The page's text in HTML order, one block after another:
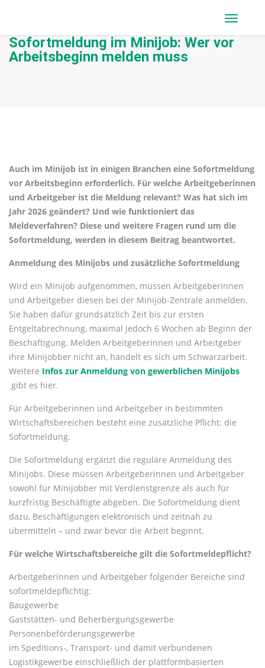
Sofortmeldung im Minijob: Wer vor
Arbeitsbeginn melden muss
Auch im Minijob ist in einigen Branchen eine Sofortmeldung
vor Arbeitsbeginn erforderlich. Für welche Arbeitgeberinnen
und Arbeitgeber ist die Meldung relevant? Was hat sich im
Jahr 2026 geändert? Und wie funktioniert das
Meldeverfahren? Diese und weitere Fragen rund um die
Sofortmeldung, werden in diesem Beitrag beantwortet.
Anmeldung des Minijobs und zusätzliche Sofortmeldung
Wird ein Minijob aufgenommen, müssen Arbeitgeberinnen
und Arbeitgeber diesen bei der Minijob-Zentrale anmelden.
Sie haben dafür grundsätzlich Zeit bis zur ersten
Entgeltabrechnung, maximal jedoch 6 Wochen ab Beginn der
Beschäftigung. Melden Arbeitgeberinnen und Arbeitgeber
ihre Minijobber nicht an, handelt es sich um Schwarzarbeit.
Weitere Infos zur Anmeldung von gewerblichen Minijobs
gibt es hier.
Für Arbeitgeberinnen und Arbeitgeber in bestimmten
Wirtschaftsbereichen besteht eine zusätzliche Pflicht: die
Sofortmeldung.
Die Sofortmeldung ergänzt die reguläre Anmeldung des
Minijobs. Diese müssen Arbeitgeberinnen und Arbeitgeber
sowohl für Minijobber mit Verdienstgrenze als auch für
kurzfristig Beschäftigte abgeben. Die Sofortmeldung dient
dazu, Beschäftigungen elektronisch und zeitnah zu
übermitteln – und zwar bevor die Arbeit beginnt.
Für welche Wirtschaftsbereiche gilt die Sofortmeldepflicht?
Arbeitgeberinnen und Arbeitgeber folgender Bereiche sind
sofortmeldepflichtig:
Baugewerbe
Gaststätten- und Beherbergungsgewerbe
Personenbeförderungsgewerbe
im Speditions-, Transport- und damit verbundenen
Logistikgewerbe einschließlich der plattformbasierten